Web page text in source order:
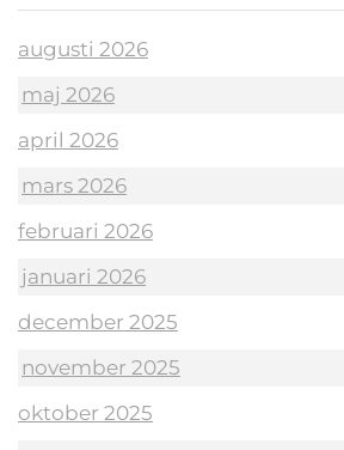
augusti 2026
maj 2026
april 2026
mars 2026
februari 2026
januari 2026
december 2025
november 2025
oktober 2025